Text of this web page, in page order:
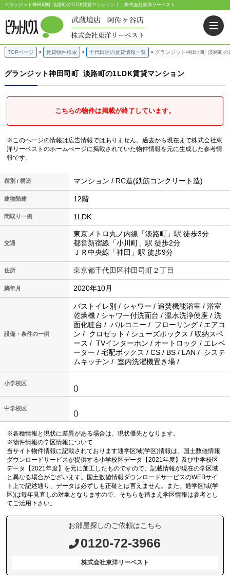
グランジット神田司町 淡路町の1LDK賃貸マンション！｜株式会社東洋リーベスト
TOPページ 賃貸物件検索 千代田区の賃貸情報一覧 グランジット神田司町 淡路町
グランジット神田司町 淡路町の1LDK賃貸マンション
こちらの物件は掲載が終了しています。
※このページの情報は広告情報ではありません。過去から現在まで株式会社東
洋リーベストのホームぺージに掲載されていた物件情報を元に生成した参考情
報です。
種別 / 構造 マンション / RC造(鉄筋コンクリート造)
建物階建 12階
間取り一例 1LDK
交通
東京メトロ丸ノ内線「淡路町」駅 徒歩3分
都営新宿線「小川町」駅 徒歩2分
ＪＲ中央線「神田」駅 徒歩9分
住所 東京都千代田区神田司町２丁目
築年月 2020年10月
設備・条件の一例
バストイレ別 / シャワー / 追焚機能浴室 / 浴室
乾燥機 / シャワー付洗面台 / 温水洗浄便座 / 洗
面化粧台 / バルコニー / フローリング / エアコ
ン / クロゼット / シューズボックス / 収納スペ
ース / TVインターホン / オートロック / エレベ
ーター / 宅配ボックス / CS / BS / LAN / システ
ムキッチン / 室内洗濯機置き場 /
小学校区
()
中学校区
()
※各種情報と現状に差異がある場合は、現状優先となります。
※物件情報の学区情報について
当サイト物件情報に記載されております通学区域(学区)情報は、国土数値情報
ダウンロードサービスが提供する小学校区データ【2021年度】及び中学校区
データ【2021年度】を元に加工したものですので、記載情報が現在の学区域
と異なる場合がございます。国土数値情報ダウンロードサービスのWEBサイ
ト上で記述通り、データは必ずしも正確とは言えません。また、通学区域(学
区)は毎年見直しの対象となりますので、そちらを踏まえ学区情報は参考とし
てご活用下さい。
お部屋探しのご依頼はこちら
0120-72-3966
株式会社東洋リーベスト